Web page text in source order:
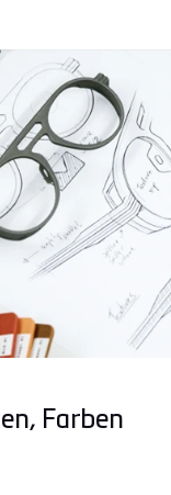
Farben